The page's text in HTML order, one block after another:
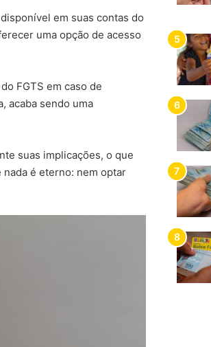
em suas contas do
uma opção de acesso
FGTS em caso de
acaba sendo uma
suas implicações, o que
é eterno: nem optar